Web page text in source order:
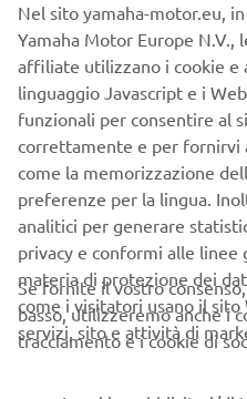
Nel 2002 una
raduno internazionale
traguardi di rilievo raggiunti,
il riconoscimento di Club
Novegro, il Motoclub
trentennale della XT500
.
varianti della XT500
produzione, un’esemplare
Parigi-Dakar, delle TT500,
special. Il Motoclub inizia ad
Yamaha partecipando con
stand Yamaha negli eventi
Nel sito yamaha-motor.eu,
Yamaha Motor Europe N.V.,
affiliate utilizzano i cookie e
linguaggio Javascript e i
funzionali per consentire al
correttamente e per fornirvi
come la memorizzazione
preferenze per la lingua.
analitici per generare
privacy e conformi alle linee
materia di protezione dei
come i visitatori usano il
servizi, sito e attività di
Se fornite il vostro
basso, utilizzeremo anche i
tracciamento e i cookie di